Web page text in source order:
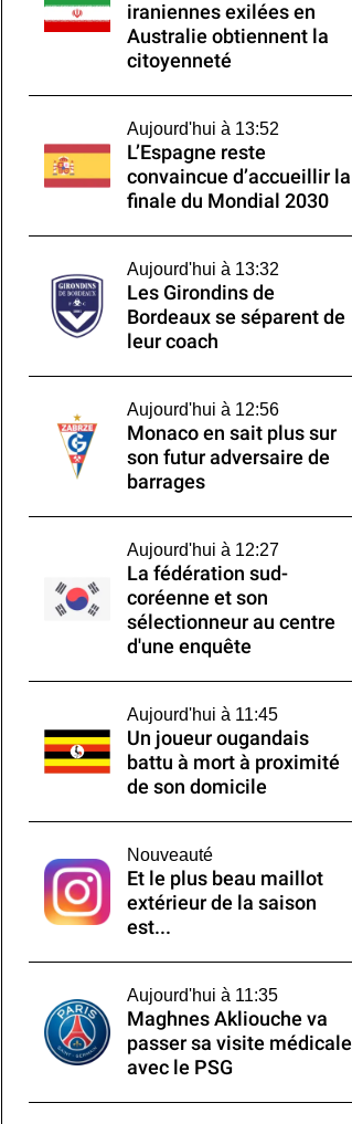
iraniennes exilées en
Australie obtiennent la
citoyenneté
Aujourd'hui à 13:52
L’Espagne reste
convaincue d’accueillir la
finale du Mondial 2030
Aujourd'hui à 13:32
Les Girondins de
Bordeaux se séparent de
leur coach
Aujourd'hui à 12:56
Monaco en sait plus sur
son futur adversaire de
barrages
Aujourd'hui à 12:27
La fédération sud-
coréenne et son
sélectionneur au centre
d'une enquête
Aujourd'hui à 11:45
Un joueur ougandais
battu à mort à proximité
de son domicile
Nouveauté
Et le plus beau maillot
extérieur de la saison
est...
Aujourd'hui à 11:35
Maghnes Akliouche va
passer sa visite médicale
avec le PSG